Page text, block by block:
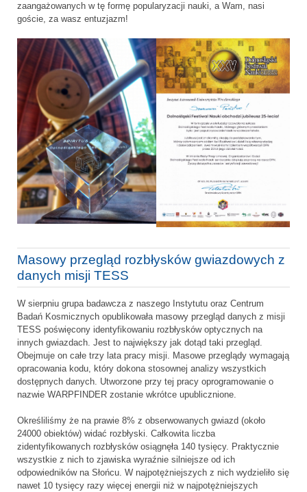
zaangażowanych w tę formę popularyzacji nauki, a Wam, nasi
goście, za wasz entuzjazm!
Masowy przegląd rozbłysków gwiazdowych z
danych misji TESS
W sierpniu grupa badawcza z naszego Instytutu oraz Centrum
Badań Kosmicznych opublikowała masowy przegląd danych z misji
TESS poświęcony identyfikowaniu rozbłysków optycznych na
innych gwiazdach. Jest to największy jak dotąd taki przegląd.
Obejmuje on całe trzy lata pracy misji. Masowe przeglądy wymagają
opracowania kodu, który dokona stosownej analizy wszystkich
dostępnych danych. Utworzone przy tej pracy oprogramowanie o
nazwie WARPFINDER zostanie wkrótce upublicznione.
Określiliśmy że na prawie 8% z obserwowanych gwiazd (około
24000 obiektów) widać rozbłyski. Całkowita liczba
zidentyfikowanych rozbłysków osiągnęła 140 tysięcy. Praktycznie
wszystkie z nich to zjawiska wyraźnie silniejsze od ich
odpowiedników na Słońcu. W najpotężniejszych z nich wydzieliło się
nawet 10 tysięcy razy więcej energii niż w najpotężniejszych